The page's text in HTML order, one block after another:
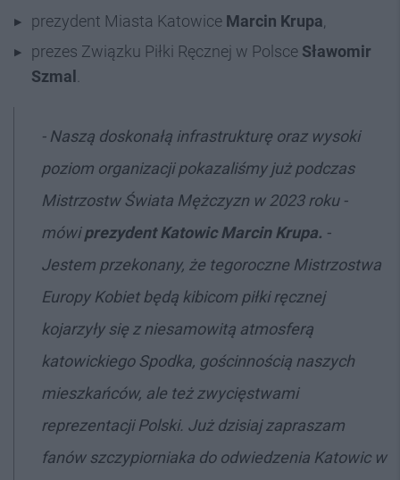
prezydent Miasta Katowice Marcin Krupa
prezes Związku Piłki Ręcznej w Polsce Sławomir
Szmal
- Naszą doskonałą infrastrukturę oraz wysoki
poziom organizacji pokazaliśmy już podczas
Mistrzostw Świata Mężczyzn w 2023 roku -
mówiprezydent Katowic Marcin Krupa. -
Jestem przekonany, że tegoroczne Mistrzostwa
Europy Kobiet będą kibicom piłki ręcznej
kojarzyły się z niesamowitą atmosferą
katowickiego Spodka, gościnnością naszych
mieszkańców, ale też zwycięstwami
reprezentacji Polski. Już dzisiaj zapraszam
fanów szczypiorniaka do odwiedzenia Katowic w